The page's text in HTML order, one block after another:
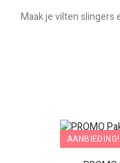
Maak je vilten
AANBIEDING!